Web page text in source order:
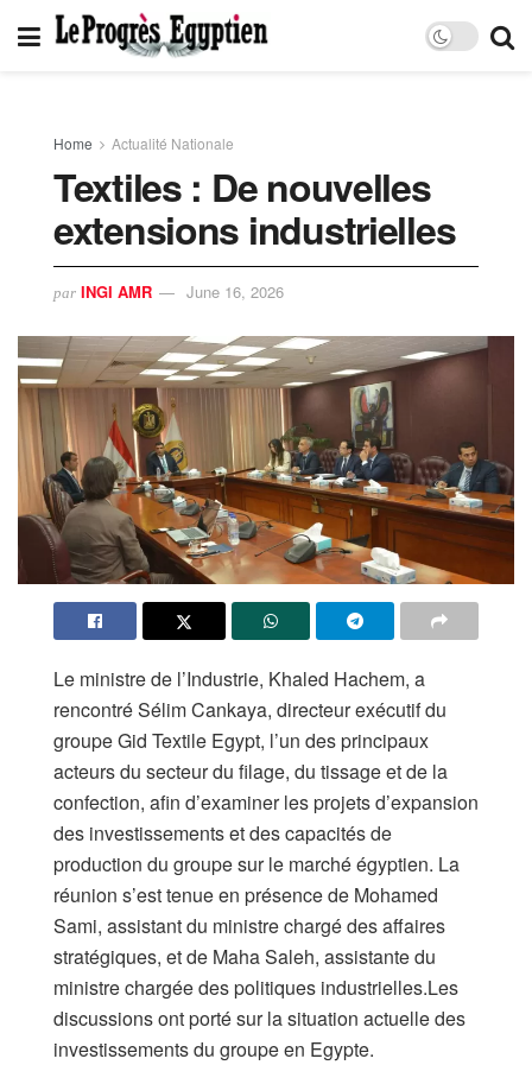
Home Actualité Nationale
Textiles : De nouvelles
extensions industrielles
par INGI AMR June 16, 2026
Le ministre de l’Industrie, Khaled Hachem, a
rencontré Sélim Cankaya, directeur exécutif du
groupe Gid Textile Egypt, l’un des principaux
acteurs du secteur du filage, du tissage et de la
confection, afin d’examiner les projets d’expansion
des investissements et des capacités de
production du groupe sur le marché égyptien. La
réunion s’est tenue en présence de Mohamed
Sami, assistant du ministre chargé des affaires
stratégiques, et de Maha Saleh, assistante du
ministre chargée des politiques industrielles.Les
discussions ont porté sur la situation actuelle des
investissements du groupe en Egypte.